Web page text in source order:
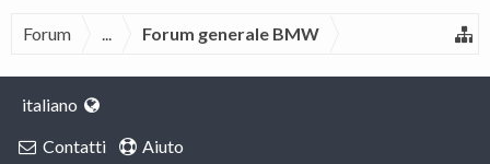
Forum ... Forum generale BMW
italiano
Contatti
Aiuto